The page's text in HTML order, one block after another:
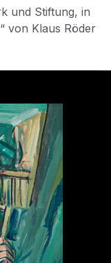
und Stiftung, in
von Klaus Röder